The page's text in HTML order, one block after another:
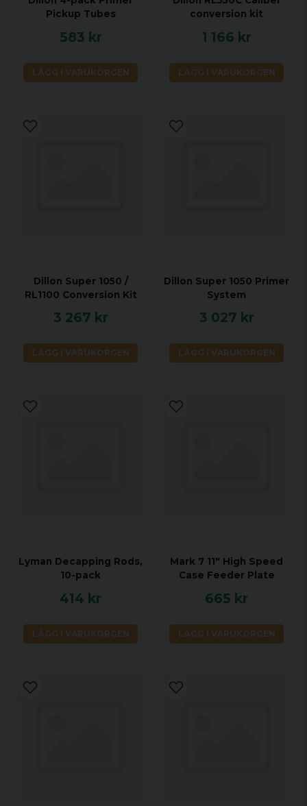
Pickup Tubes
583 kr
LÄGG I VARUKORGEN
conversion kit
1 166 kr
LÄGG I VARUKORGEN
Dillon Super 1050 /
RL1100 Conversion Kit
3 267 kr
LÄGG I VARUKORGEN
Dillon Super 1050 Primer
System
3 027 kr
LÄGG I VARUKORGEN
Lyman Decapping Rods,
10-pack
414 kr
LÄGG I VARUKORGEN
Mark 7 11" High Speed
Case Feeder Plate
665 kr
LÄGG I VARUKORGEN